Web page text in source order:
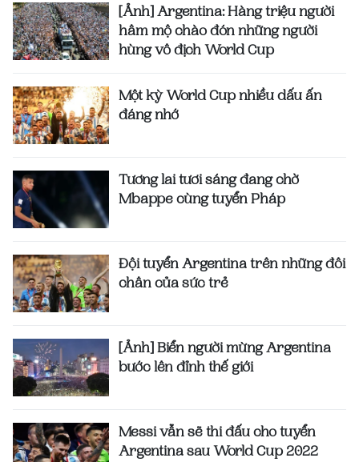
[Ảnh] Argentina: Hàng triệu người
hâm mộ chào đón những người
hùng vô địch World Cup
Một kỳ World Cup nhiều dấu ấn
đáng nhớ
Tương lai tươi sáng đang chờ
Mbappe cùng tuyển Pháp
Đội tuyển Argentina trên những đôi
chân của sức trẻ
[Ảnh] Biển người mừng Argentina
bước lên đỉnh thế giới
Messi vẫn sẽ thi đấu cho tuyển
Argentina sau World Cup 2022